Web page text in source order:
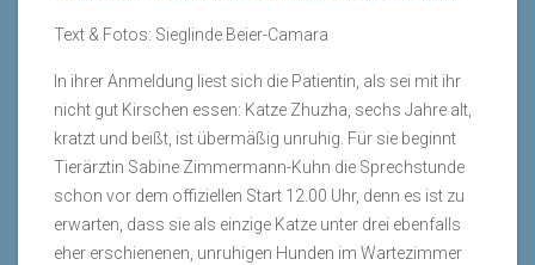
Text & Fotos: Sieglinde Beier-Camara
In ihrer Anmeldung liest sich die Patientin, als sei mit ihr
nicht gut Kirschen essen: Katze Zhuzha, sechs Jahre alt,
kratzt und beißt, ist übermäßig unruhig. Für sie beginnt
Tierärztin Sabine Zimmermann-Kuhn die Sprechstunde
schon vor dem offiziellen Start 12.00 Uhr, denn es ist zu
erwarten, dass sie als einzige Katze unter drei ebenfalls
eher erschienenen, unruhigen Hunden im Wartezimmer